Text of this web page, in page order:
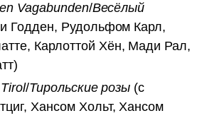
Vagabunden/Весёлый
Годден, Рудольфом Карл,
Карлоттой Хён, Мади Рал,
/Тирольские розы (с
Хансом Хольт, Хансом